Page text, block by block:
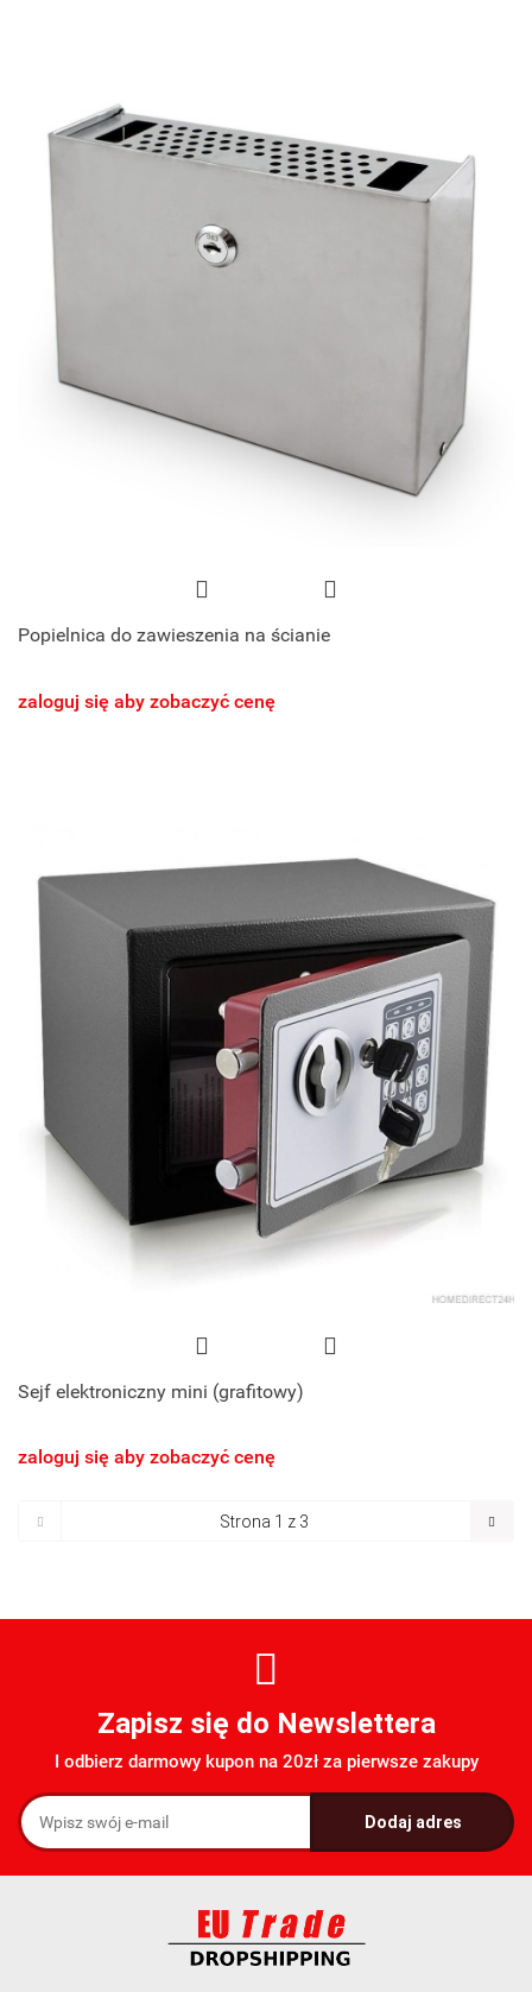
Popielnica do zawieszenia na ścianie
zaloguj się aby zobaczyć cenę
Sejf elektroniczny mini (grafitowy)
zaloguj się aby zobaczyć cenę
Zapisz się do Newslettera
I odbierz darmowy kupon na 20zł za pierwsze zakupy